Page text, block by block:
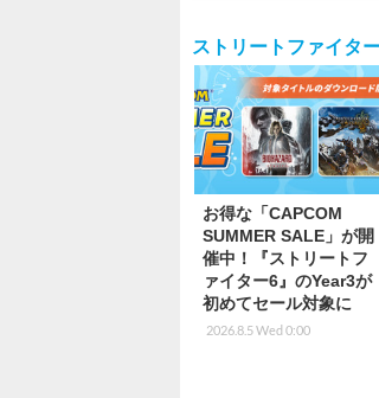
ストリートファイタ
お得な「CAPCOM
SUMMER SALE」が開
催中！『ストリートフ
ァイター6』のYear3が
初めてセール対象に
2026.8.5 Wed 0:00